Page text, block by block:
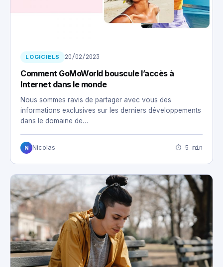
LOGICIELS 20/02/2023
Comment GoMoWorld bouscule l’accès à
Internet dans le monde
Nous sommes ravis de partager avec vous des
informations exclusives sur les derniers développements
dans le domaine de…
N Nicolas ⏱ 5 min